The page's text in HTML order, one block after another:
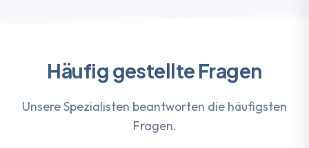
Häufig gestellte Fragen
Unsere Spezialisten beantworten die häufigsten
Fragen.